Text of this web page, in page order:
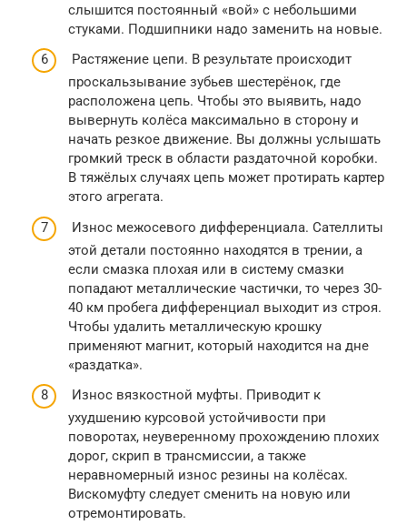
слышится постоянный «вой» с небольшими
стуками. Подшипники надо заменить на новые.
Растяжение цепи. В результате происходит
проскальзывание зубьев шестерёнок, где
расположена цепь. Чтобы это выявить, надо
вывернуть колёса максимально в сторону и
начать резкое движение. Вы должны услышать
громкий треск в области раздаточной коробки.
В тяжёлых случаях цепь может протирать картер
этого агрегата.
Износ межосевого дифференциала. Сателлиты
этой детали постоянно находятся в трении, а
если смазка плохая или в систему смазки
попадают металлические частички, то через 30-
40 км пробега дифференциал выходит из строя.
Чтобы удалить металлическую крошку
применяют магнит, который находится на дне
«раздатка».
Износ вязкостной муфты. Приводит к
ухудшению курсовой устойчивости при
поворотах, неуверенному прохождению плохих
дорог, скрип в трансмиссии, а также
неравномерный износ резины на колёсах.
Вискомуфту следует сменить на новую или
отремонтировать.